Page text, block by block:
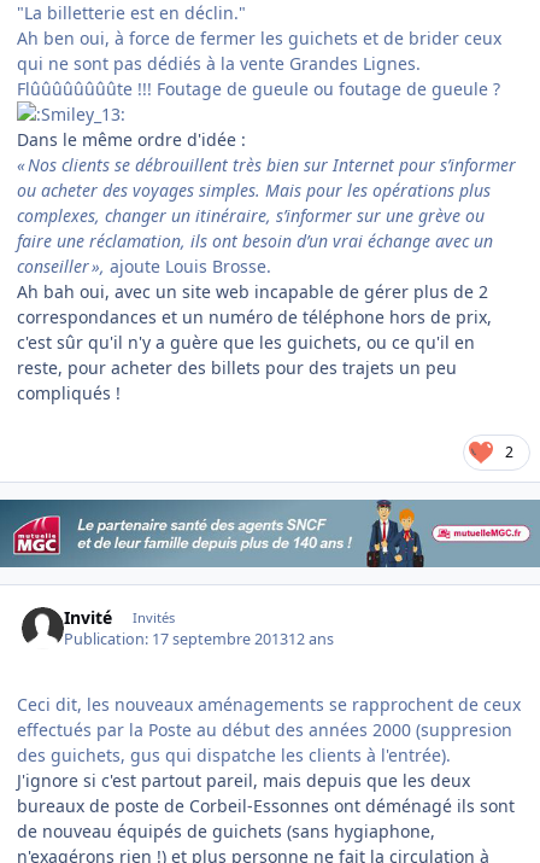
"La billetterie est en déclin."
Ah ben oui, à force de fermer les guichets et de brider ceux
qui ne sont pas dédiés à la vente Grandes Lignes.
Flûûûûûûûûte !!! Foutage de gueule ou foutage de gueule ?
Dans le même ordre d'idée :
« Nos clients se débrouillent très bien sur Internet pour s’informer
ou acheter des voyages simples. Mais pour les opérations plus
complexes, changer un itinéraire, s’informer sur une grève ou
faire une réclamation, ils ont besoin d’un vrai échange avec un
conseiller », ajoute Louis Brosse.
Ah bah oui, avec un site web incapable de gérer plus de 2
correspondances et un numéro de téléphone hors de prix,
c'est sûr qu'il n'y a guère que les guichets, ou ce qu'il en
reste, pour acheter des billets pour des trajets un peu
compliqués !
2
Invité Invités
Publication: 17 septembre 201312 ans
Ceci dit, les nouveaux aménagements se rapprochent de ceux
effectués par la Poste au début des années 2000 (suppresion
des guichets, gus qui dispatche les clients à l'entrée).
J'ignore si c'est partout pareil, mais depuis que les deux
bureaux de poste de Corbeil-Essonnes ont déménagé ils sont
de nouveau équipés de guichets (sans hygiaphone,
n'exagérons rien !) et plus personne ne fait la circulation à